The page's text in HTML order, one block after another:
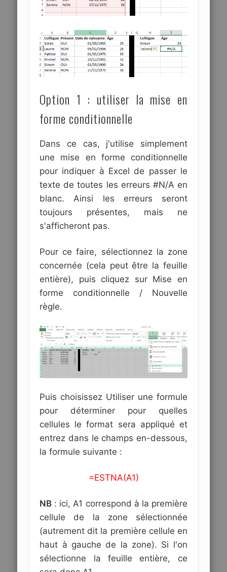
Option 1 : utiliser la mise en
forme conditionnelle
Dans ce cas, j'utilise simplement
une mise en forme conditionnelle
pour indiquer à Excel de passer le
texte de toutes les erreurs #N/A en
blanc. Ainsi les erreurs seront
toujours présentes, mais ne
s'afficheront pas.
Pour ce faire, sélectionnez la zone
concernée (cela peut être la feuille
entière), puis cliquez sur Mise en
forme conditionnelle / Nouvelle
règle.
Puis choisissez Utiliser une formule
pour déterminer pour quelles
cellules le format sera appliqué et
entrez dans le champs en-dessous,
la formule suivante :
=ESTNA(A1)
NB : ici, A1 correspond à la première
cellule de la zone sélectionnée
(autrement dit la première cellule en
haut à gauche de la zone). Si l'on
sélectionne la feuille entière, ce